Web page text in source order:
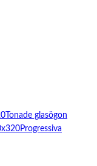
Tonade glasögon
Progressiva